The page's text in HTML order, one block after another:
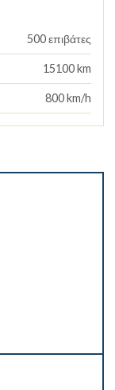
500 επιβάτες
15100 km
800 km/h